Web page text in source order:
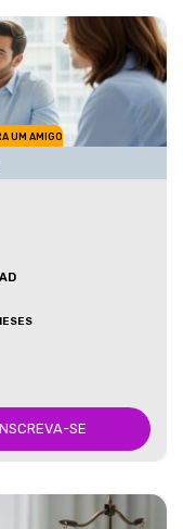
UM AMIGO
SE